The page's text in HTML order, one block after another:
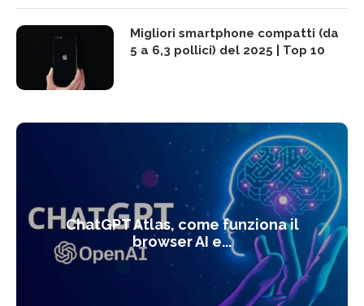
Migliori smartphone compatti (da
5 a 6,3 pollici) del 2025 | Top 10
ChatGPT Atlas, come funziona il
browser AI e...